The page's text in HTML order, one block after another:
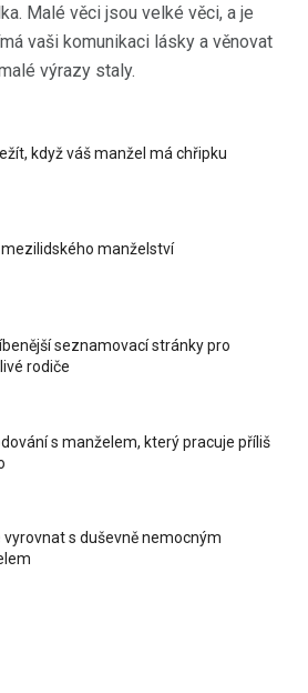
Malé věci jsou velké věci, a je
vaši komunikaci lásky a věnovat
výrazy staly.
když váš manžel má chřipku
manželství
seznamovací stránky pro
rodiče
s manželem, který pracuje příliš
vyrovnat s duševně nemocným